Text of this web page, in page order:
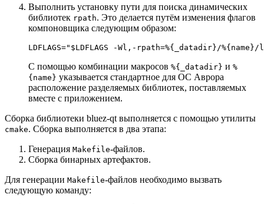
Выполнить установку пути для поиска динамических
библиотек rpath. Это делается путём изменения флагов
компоновщика следующим образом:
LDFLAGS=" $LDFLAGS -Wl,-rpath=%{_datadir}/
С помощью комбинации макросов %{_datadir} и %
{name} указывается стандартное для ОС Аврора
расположение разделяемых библиотек, поставляемых
вместе с приложением.
Сборка библиотеки bluez-qt выполняется с помощью утилиты
cmake. Сборка выполняется в два этапа:
Генерация Makefile-файлов.
Сборка бинарных артефактов.
Для генерации Makefile-файлов необходимо вызвать
следующую команду: